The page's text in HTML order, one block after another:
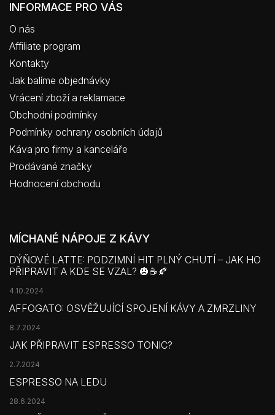
INFORMACE PRO VÁS
O nás
Affiliate program
Kontakty
Jak balíme objednávky
Vrácení zboží a reklamace
Obchodní podmínky
Podmínky ochrany osobních údajů
Káva pro firmy a kanceláře
Prodávané značky
Hodnocení obchodu
MÍCHANÉ NÁPOJE Z KÁVY
DÝŇOVÉ LATTE: PODZIMNÍ HIT PLNÝ CHUTÍ – JAK HO
PŘIPRAVIT A KDE SE VZAL? 🎃☕🍂
4.10.2024
AFFOGATO: OSVĚŽUJÍCÍ SPOJENÍ KÁVY A ZMRZLINY
8.7.2024
JAK PŘIPRAVIT ESPRESSO TONIC?
2.7.2024
ESPRESSO NA LEDU
28.6.2024